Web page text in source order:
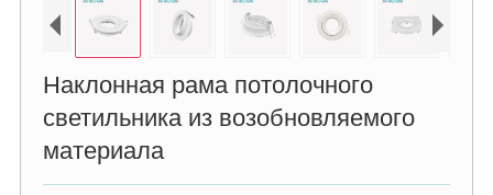
Наклонная рама потолочного
светильника из возобновляемого
материала